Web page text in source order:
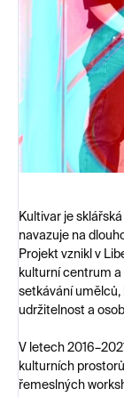
Kultivar je
navazuje na
Projekt vznikl v
kulturní centrum
setkávání umělců,
udržitelnost a
V letech
kulturních
řemeslných